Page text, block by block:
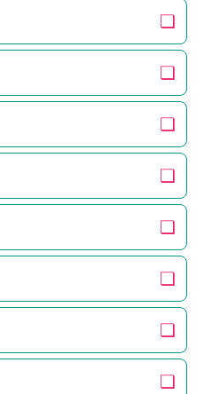
❏
❏
❏
❏
❏
❏
❏
❏